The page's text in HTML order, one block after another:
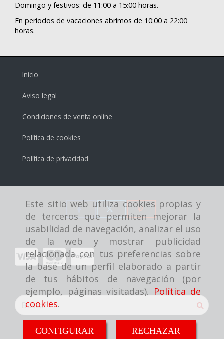
Este sitio web utiliza cookies propias y
de terceros que permiten mejorar la
usabilidad de navegación, analizar el uso
de la web y mostrar publicidad
relacionada con tus preferencias sobre
la base de un perfil elaborado a partir
de tus hábitos de navegación (por
ejemplo, páginas visitadas). Política de
cookies.
CONFIGURAR RECHAZAR
Domingo y festivos: de 11:00 a 15:00 horas.
En periodos de vacaciones abrimos de 10:00 a 22:00
horas.
Inicio
Aviso legal
Condiciones de venta online
Política de cookies
Política de privacidad